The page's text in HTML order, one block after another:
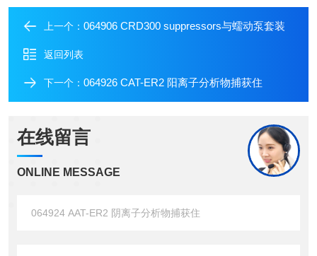
上一个： 064906 CRD300 suppressors与蠕动泵套装
返回列表
下一个： 064926 CAT-ER2 阳离子分析物捕获住
在线留言
ONLINE MESSAGE